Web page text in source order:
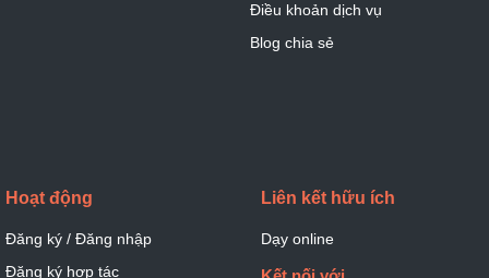
Điều khoản dịch vụ
Blog chia sẻ
Hoạt động
Đăng ký / Đăng nhập
Đăng ký hợp tác
Liên kết hữu ích
Dạy online